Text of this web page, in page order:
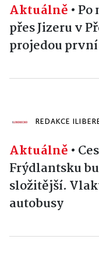
Aktuálně • Po
přes Jizeru v
projedou
REDAKCE
Aktuálně •
Frýdlantsku
složitější.
autobusy